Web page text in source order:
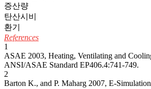
증산량
탄산시비
환기
References
1
ASAE 2003, Heating, Ventilating and
ANSI/ASAE Standard EP406.4:741-749.
2
Barton K., and P. Maharg 2007, E-